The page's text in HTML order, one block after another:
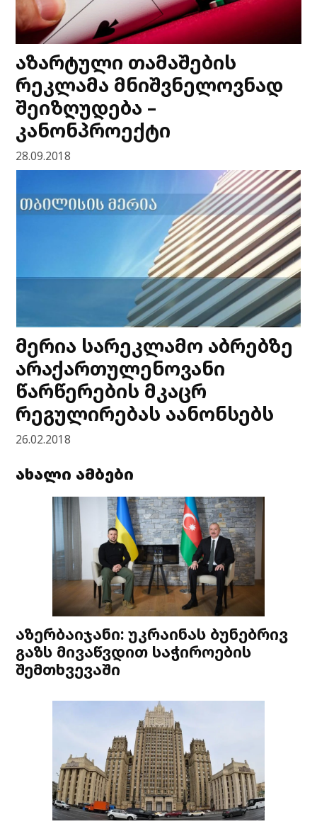
აზარტული თამაშების
რეკლამა მნიშვნელოვნად
შეიზღუდება –
კანონპროექტი
28.09.2018
მერია სარეკლამო აბრებზე
არაქართულენოვანი
წარწერების მკაცრ
რეგულირებას აანონსებს
26.02.2018
ახალი ამბები
აზერბაიჯანი: უკრაინას ბუნებრივ
გაზს მივაწვდით საჭიროების
შემთხვევაში